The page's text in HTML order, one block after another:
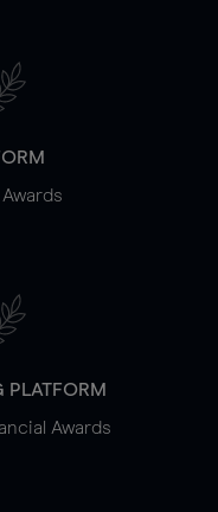
PLATFORM
Awards